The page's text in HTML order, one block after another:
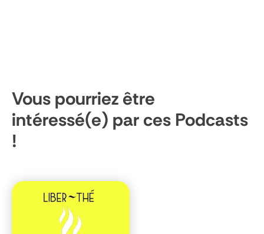
Vous pourriez être
intéressé(e) par ces Podcasts
!